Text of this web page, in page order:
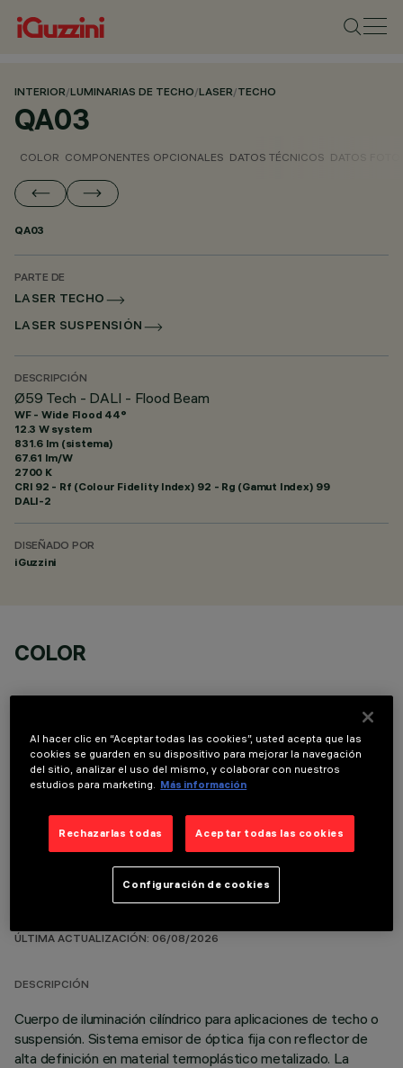
INTERIOR/LUMINARIAS DE TECHO/LASER/TECHO
QA03
COLOR COMPONENTES OPCIONALES DATOS TÉCNICOS DATOS
QA03
PARTE DE
LASER TECHO
LASER SUSPENSIÓN
DESCRIPCIÓN
Ø59 Tech - DALI - Flood Beam
WF - Wide Flood 44°
12.3 W system
831.6 lm (sistema)
67.61 lm/W
2700 K
CRI 92 - Rf (Colour Fidelity Index) 92 - Rg (Gamut Index) 99
DALI-2
DISEÑADO POR
iGuzzini
COLOR
COMPONENTES OPCIONALES
ÚLTIMA ACTUALIZACIÓN: 06/08/2026
DESCRIPCIÓN
Cuerpo de iluminación cilíndrico para aplicaciones de techo o
suspensión. Sistema emisor de óptica fija con reflector de
alta definición en material termoplástico metalizado. La
Al hacer clic en “Aceptar todas las cookies”, usted acepta que las
cookies se guarden en su dispositivo para mejorar la navegación
del sitio, analizar el uso del mismo, y colaborar con nuestros
estudios para marketing.
Más información
Rechazarlas todas Aceptar todas las cookies
Configuración de cookies